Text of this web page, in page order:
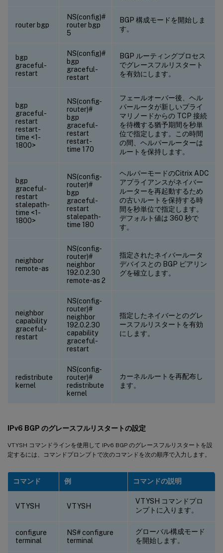
router bgp
NS(config)#
router bgp
5
BGP 構成モードを開始しま
す。
bgp
graceful-
restart
NS(config)#
bgp
graceful-
restart
BGP ルーティングプロセス
でグレースフルリスタート
を有効にします。
bgp
graceful-
restart
restart-
time <1-
1800>
NS(config-
router)#
bgp
graceful-
restart
restart-
time 170
フェールオーバー後、ヘル
パールータが新しいプライ
マリノードからの TCP 接続
を待機する猶予期間を秒単
位で指定します。この時間
の間、ヘルパールーターは
ルートを保持します。
bgp
graceful-
restart
stalepath-
time <1-
1800>
NS(config-
router)#
bgp
graceful-
restart
stalepath-
time 180
ヘルパーモードのCitrix ADC
アプライアンスがネイバー
ルーターを再起動するため
の古いルートを保持する時
間を秒単位で指定します。
デフォルト値は 360 秒で
す。
neighbor
remote-as
NS(config-
router)#
neighbor
192.0.2.30
remote-as 2
指定されたネイバールータ
デバイスとの BGP ピアリン
グを確立します。
neighbor
capability
graceful-
restart
NS(config-
router)#
neighbor
192.0.2.30
capability
graceful-
restart
指定したネイバーとのグレ
ースフルリスタートを有効
にします。
redistribute
kernel
NS(config-
router)#
redistribute
kernel
カーネルルートを再配布し
ます。
IPv6 BGP のグレースフルリスタートの設定
VTYSH コマンドラインを使用して IPv6 BGP のグレースフルリスタートを設
定するには、コマンドプロンプトで次のコマンドを次の順序で入力します。
コマンド 例 コマンドの説明
VTYSH VTYSH
VTYSH コマンドプロ
ンプトに入ります。
configure
terminal
NS# configure
terminal
グローバル構成モード
を開始します。